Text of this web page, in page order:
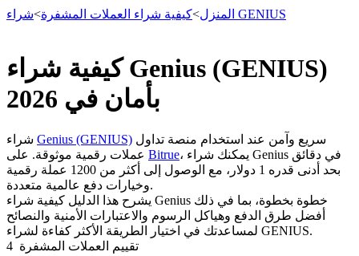
العقود الآجلة
العقود الآجلة USDT
المنزل>كيفية شراء العملات المشفرة> شراء GENIUS
كيفية شراء Genius (GENIUS)
بأمان في 2026
Genius (GENIUS)
Bitrue، يمكنك شراء Genius في دقائق
بحد أدنى قدره 1 دولار، مع الوصول إلى أكثر من 1200 عملة رقمية
وخيارات دفع عالمية متعددة.
يشرح هذا الدليل كيفية شراء Genius خطوة بخطوة، بما في ذلك
أفضل طرق الدفع وهياكل الرسوم والاعتبارات الأمنية والنصائح
لمساعدتك في اختيار الطريقة الأكثر كفاءة لشراء GENIUS.
تقييم العملات المشفرة 4